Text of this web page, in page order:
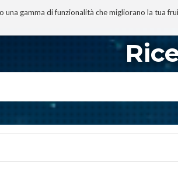
gamma di funzionalità che migliorano la tua
TECNOBIBLIOGRAFIA I MIEI LIBRI